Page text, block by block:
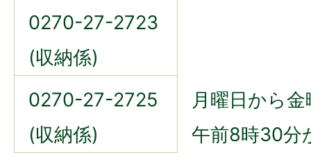
0270-27-2723
(収納係)
月曜日から金
午前8時30分
0270-27-2725
(収納係)